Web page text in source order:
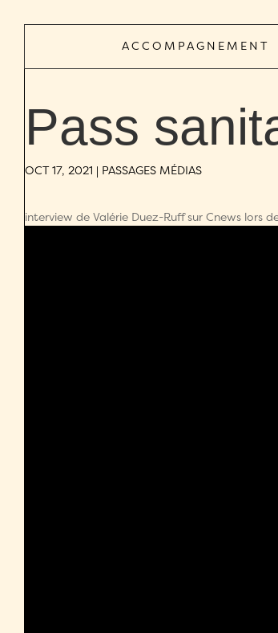
ACCOMPAGNEMENT
Pass
OCT 17, 2021 | PASSAGES MÉDIAS
interview de Valérie Duez-Ruff sur Cnews lors